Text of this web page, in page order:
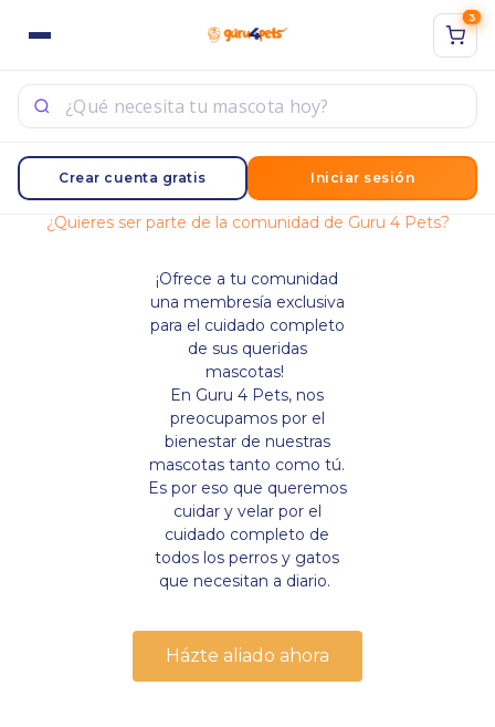
3
Crear cuenta gratis Iniciar sesión
¿Quieres ser parte de la comunidad de Guru 4 Pets?
¡Ofrece a tu comunidad
una membresía exclusiva
para el cuidado completo
de sus queridas
mascotas!
En Guru 4 Pets, nos
preocupamos por el
bienestar de nuestras
mascotas tanto como tú.
Es por eso que queremos
cuidar y velar por el
cuidado completo de
todos los perros y gatos
que necesitan a diario.
Házte aliado ahora
Ingrese su nombre de usuario y contraseña para iniciar
sesión.
Acuérdate de mí
Acceso
¿Contraseña perdida?